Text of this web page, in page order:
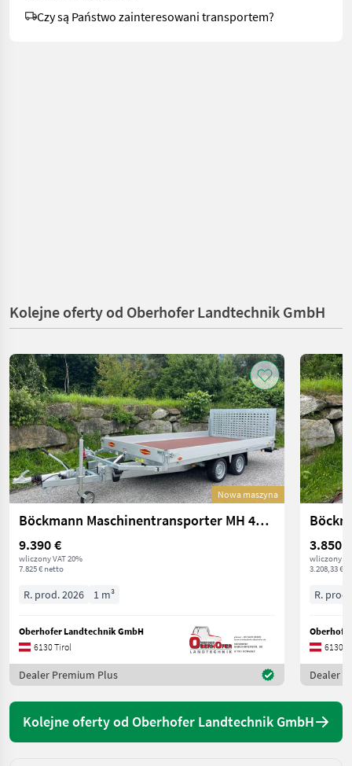
Czy są Państwo zainteresowani transportem?
Kolejne oferty od Oberhofer Landtechnik GmbH
Nowa maszyna
Böckmann Maschinentransporter MH 4320/35
9.390 €
wliczony VAT 20%
7.825 € netto
R. prod. 2026 1 m³
Oberhofer Landtechnik GmbH
6130 Tirol
Dealer Premium Plus
3.850 €
wliczony
3.208,33 €
R.
6130
Dealer
Kolejne oferty od Oberhofer Landtechnik GmbH